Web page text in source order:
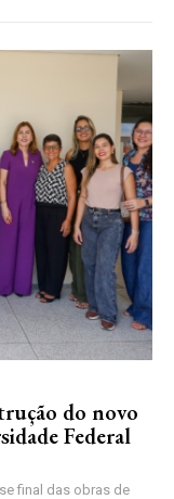
do novo
Federal
final das obras de